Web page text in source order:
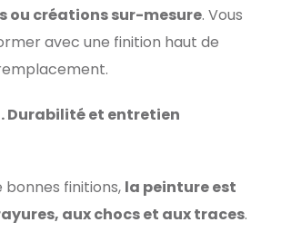
ou créations sur-mesure. Vous
avec une finition haut de
Durabilité et entretien
finitions, la peinture est
aux chocs et aux traces.